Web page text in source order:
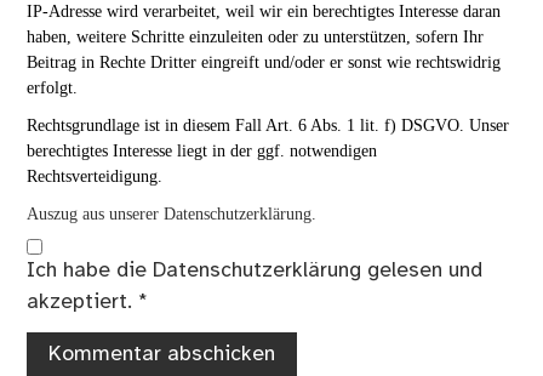
IP-Adresse wird verarbeitet, weil wir ein berechtigtes Interesse daran
haben, weitere Schritte einzuleiten oder zu unterstützen, sofern Ihr
Beitrag in Rechte Dritter eingreift und/oder er sonst wie rechtswidrig
erfolgt.
Rechtsgrundlage ist in diesem Fall Art. 6 Abs. 1 lit. f) DSGVO. Unser
berechtigtes Interesse liegt in der ggf. notwendigen
Rechtsverteidigung.
Auszug aus unserer Datenschutzerklärung.
Ich habe die Datenschutzerklärung gelesen und
akzeptiert. *